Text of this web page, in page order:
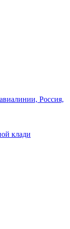
Россия,
клади